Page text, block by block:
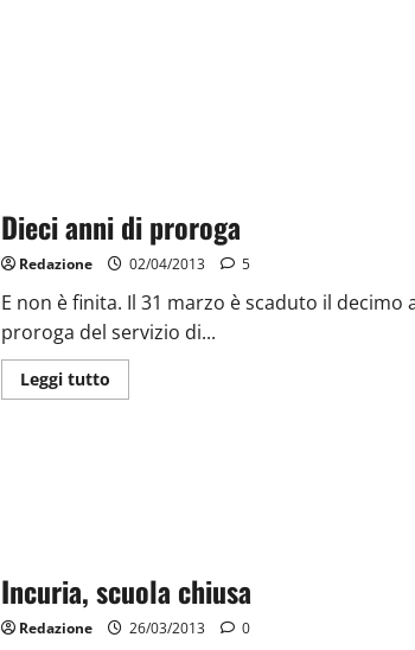
Dieci anni di proroga
Redazione 02/04/2013 5
E non è finita. Il 31 marzo è scaduto il decimo
proroga del servizio di...
Leggi tutto
Incuria, scuola chiusa
Redazione 26/03/2013 0